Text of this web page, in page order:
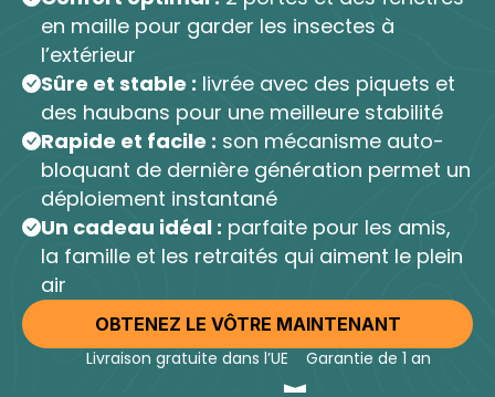
en maille pour garder les insectes à
l’extérieur
Sûre et stable : livrée avec des piquets et
des haubans pour une meilleure stabilité
Rapide et facile : son mécanisme auto-
bloquant de dernière génération permet un
déploiement instantané
Un cadeau idéal : parfaite pour les amis,
la famille et les retraités qui aiment le plein
air
OBTENEZ LE VÔTRE MAINTENANT
Livraison gratuite dans l’UE
Garantie de 1 an